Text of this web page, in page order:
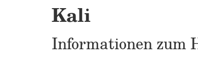
Kali
Informationen zum